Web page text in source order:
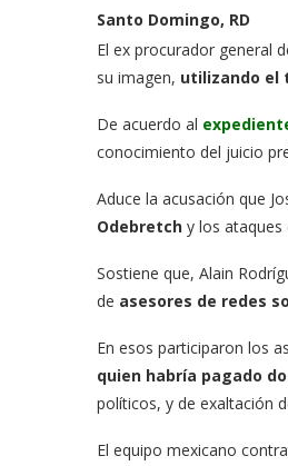
Santo Domingo, RD
El ex procurador general
su imagen, utilizando el
De acuerdo al
conocimiento del juicio
Aduce la acusación que
Odebretch y los ataques
Sostiene que, Alain
de asesores de redes
En esos participaron los
quien habría pagado
políticos, y de exaltación
El equipo mexicano